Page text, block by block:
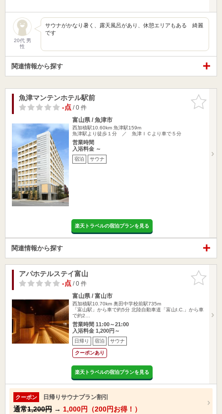
20代 男
性
サウナがかなり暑く、露天風呂があり、休憩エリアもある 綺麗
です
関連情報から探す
お気に入
りに追加
魚津マンテンホテル駅前
-点/ 0 件
富山県 / 魚津市
西加積駅10.60km 魚津駅159m
魚津駅より徒歩１分 ／ 魚津ＩＣより車で５分
営業時間
入浴料金 ～
宿泊 サウナ
楽天トラベルの宿泊プランを見る
関連情報から探す
お気に入
りに追加
アパホテルステイ富山
-点/ 0 件
富山県 / 富山市
西加積駅10.70km 奥田中学校前駅735m
「富山駅」から車で約5分 北陸自動車道「富山I.C.」から車
で約2…
営業時間 11:00～21:00
入浴料金 1,200円～
日帰り 宿泊 サウナ
クーポンあり
楽天トラベルの宿泊プランを見る
クーポン 日帰りサウナプラン割引
通常1,200円 → 1,000円（200円お得！）